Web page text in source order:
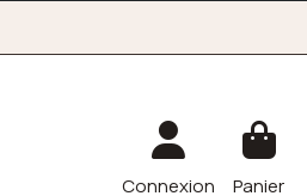
Connexion Panier